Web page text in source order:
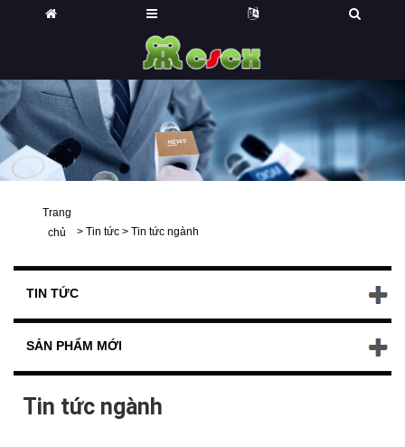
Trang
chủ
> Tin tức > Tin tức ngành
TIN TỨC
SẢN PHẨM MỚI
Tin tức ngành